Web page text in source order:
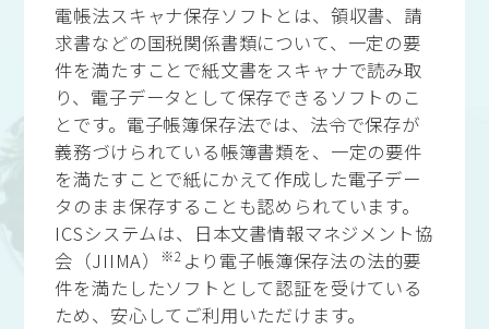
電帳法スキャナ保存ソフトとは、領収書、請
求書などの国税関係書類について、一定の要
件を満たすことで紙文書をスキャナで読み取
り、電子データとして保存できるソフトのこ
とです。電子帳簿保存法では、法令で保存が
義務づけられている帳簿書類を、一定の要件
を満たすことで紙にかえて作成した電子デー
タのまま保存することも認められています。
ICSシステムは、日本文書情報マネジメント協
会（JIIMA）
※2 より電子帳簿保存法の法的要
件を満たしたソフトとして認証を受けている
ため、安心してご利用いただけます。